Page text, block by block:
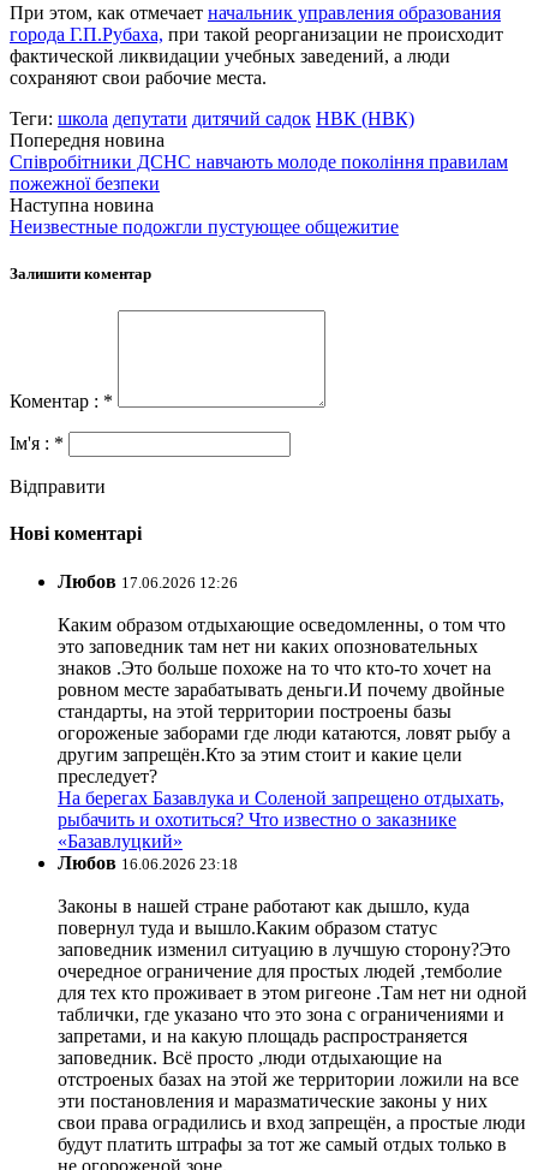
При этом, как отмечает начальник управления образования
города Г.П.Рубаха, при такой реорганизации не происходит
фактической ликвидации учебных заведений, а люди
сохраняют свои рабочие места.
Теги: школа депутати дитячий садок НВК (НВК)
Попередня новина
Співробітники ДСНС навчають молоде покоління правилам
пожежної безпеки
Наступна новина
Неизвестные подожгли пустующее общежитие
Залишити коментар
Коментар : *
Ім'я : *
Відправити
Нові коментарі
Любов 17.06.2026 12:26
Каким образом отдыхающие осведомленны, о том что
это заповедник там нет ни каких опозновательных
знаков .Это больше похоже на то что кто-то хочет на
ровном месте зарабатывать деньги.И почему двойные
стандарты, на этой территории построены базы
огороженые заборами где люди катаются, ловят рыбу а
другим запрещён.Кто за этим стоит и какие цели
преследует?
На берегах Базавлука и Соленой запрещено отдыхать,
рыбачить и охотиться? Что известно о заказнике
«Базавлуцкий»
Любов 16.06.2026 23:18
Законы в нашей стране работают как дышло, куда
повернул туда и вышло.Каким образом статус
заповедник изменил ситуацию в лучшую сторону?Это
очередное ограничение для простых людей ,темболие
для тех кто проживает в этом ригеоне .Там нет ни одной
таблички, где указано что это зона с ограничениями и
запретами, и на какую площадь распространяется
заповедник. Всё просто ,люди отдыхающие на
отстроеных базах на этой же территории ложили на все
эти постановления и маразматические законы у них
свои права оградились и вход запрещён, а простые люди
будут платить штрафы за тот же самый отдых только в
не огороженой зоне.